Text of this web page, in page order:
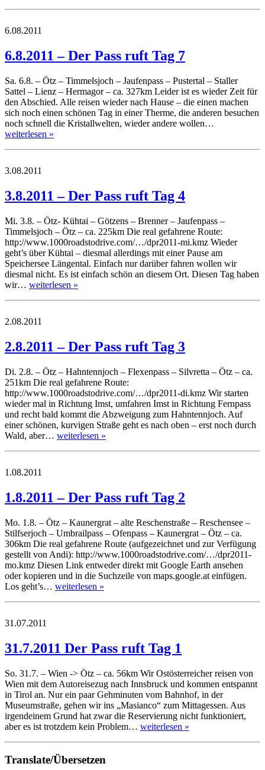
6.08.2011
6.8.2011 – Der Pass ruft Tag 7
Sa. 6.8. – Ötz – Timmelsjoch – Jaufenpass – Pustertal – Staller
Sattel – Lienz – Hermagor – ca. 327km Leider ist es wieder Zeit für
den Abschied. Alle reisen wieder nach Hause – die einen machen
sich noch einen schönen Tag in einer Therme, die anderen besuchen
noch schnell die Kristallwelten, wieder andere wollen…
weiterlesen »
3.08.2011
3.8.2011 – Der Pass ruft Tag 4
Mi. 3.8. – Ötz- Kühtai – Götzens – Brenner – Jaufenpass –
Timmelsjoch – Ötz – ca. 225km Die real gefahrene Route:
http://www.1000roadstodrive.com/…/dpr2011-mi.kmz Wieder
geht’s über Kühtai – diesmal allerdings mit einer Pause am
Speichersee Längental. Einfach nur darüber fahren wollen wir
diesmal nicht. Es ist einfach schön an diesem Ort. Diesen Tag haben
wir… weiterlesen »
2.08.2011
2.8.2011 – Der Pass ruft Tag 3
Di. 2.8. – Ötz – Hahntennjoch – Flexenpass – Silvretta – Ötz – ca.
251km Die real gefahrene Route:
http://www.1000roadstodrive.com/…/dpr2011-di.kmz Wir starten
wieder mal in Richtung Imst, umfahren Imst in Richtung Fernpass
und recht bald kommt die Abzweigung zum Hahntennjoch. Auf
einer schönen, kurvigen Straße geht es nach oben – erst noch durch
Wald, aber… weiterlesen »
1.08.2011
1.8.2011 – Der Pass ruft Tag 2
Mo. 1.8. – Ötz – Kaunergrat – alte Reschenstraße – Reschensee –
Stilfserjoch – Umbrailpass – Ofenpass – Kaunergrat – Ötz – ca.
306km Die real gefahrene Route (aufgezeichnet und zur Verfügung
gestellt von Andi): http://www.1000roadstodrive.com/…/dpr2011-
mo.kmz Diesen Link entweder direkt mit Google Earth ansehen
oder kopieren und in die Suchzeile von maps.google.at einfügen.
Los geht’s… weiterlesen »
31.07.2011
31.7.2011 Der Pass ruft Tag 1
So. 31.7. – Wien -> Ötz – ca. 56km Wir Ostösterreicher reisen von
Wien mit dem Autoreisezug nach Innsbruck und kommen entspannt
in Tirol an. Nur ein paar Gehminuten vom Bahnhof, in der
Museumstraße, gehen wir ins „Masianco“ zum Mittagessen. Aus
irgendeinem Grund hat zwar die Reservierung nicht funktioniert,
aber es ist trotzdem kein Problem… weiterlesen »
Translate/Übersetzen